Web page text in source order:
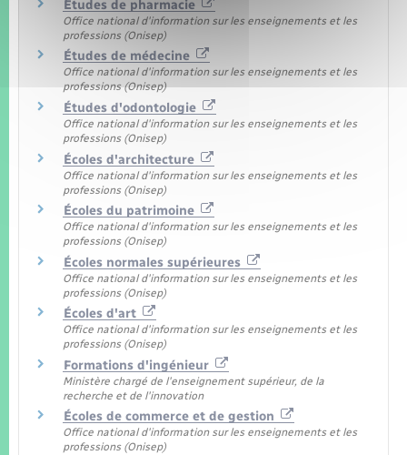
Études de pharmacie
Office national d'information sur les enseignements et les
professions (Onisep)
Études de médecine
Office national d'information sur les enseignements et les
professions (Onisep)
Études d'odontologie
Office national d'information sur les enseignements et les
professions (Onisep)
Écoles d'architecture
Office national d'information sur les enseignements et les
professions (Onisep)
Écoles du patrimoine
Office national d'information sur les enseignements et les
professions (Onisep)
Écoles normales supérieures
Office national d'information sur les enseignements et les
professions (Onisep)
Écoles d'art
Office national d'information sur les enseignements et les
professions (Onisep)
Formations d'ingénieur
Ministère chargé de l'enseignement supérieur, de la
recherche et de l'innovation
Écoles de commerce et de gestion
Office national d'information sur les enseignements et les
professions (Onisep)